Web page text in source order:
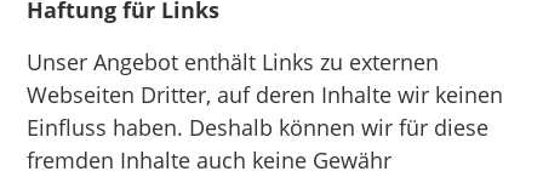
Haftung für Links
Unser Angebot enthält Links zu externen
Webseiten Dritter, auf deren Inhalte wir keinen
Einfluss haben. Deshalb können wir für diese
fremden Inhalte auch keine Gewähr